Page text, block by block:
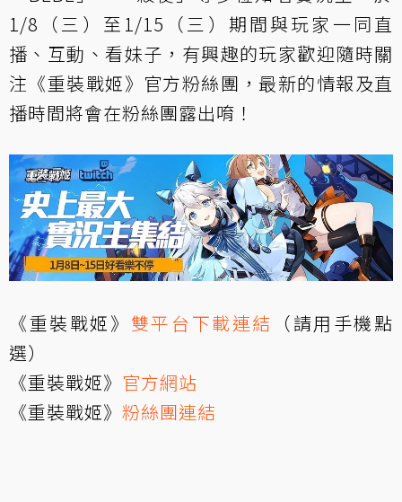
1/8（三）至1/15（三）期間與玩家一同直
播、互動、看妹子，有興趣的玩家歡迎隨時關
注《重裝戰姬》官方粉絲團，最新的情報及直
播時間將會在粉絲團露出唷！
《重裝戰姬》 雙平台下載連結
（請用手機點
選）
《重裝戰姬》 官方網站
《重裝戰姬》 粉絲團連結